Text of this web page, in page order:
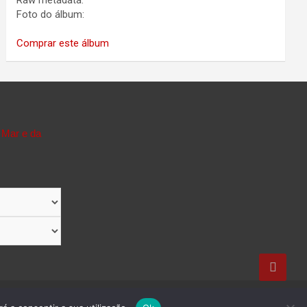
Foto do álbum:
Comprar este álbum